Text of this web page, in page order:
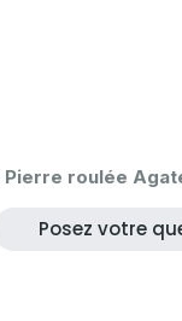
Pierre roulée
Posez votre